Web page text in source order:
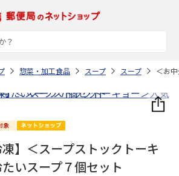
惣菜・加工食品 スープ スープ ＜お
】＜スープストックトーキ
いスープ７個セット